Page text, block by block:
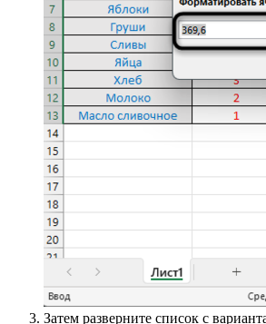
Как только изменения вступают в
видите результат условного
правило имеет динамический
изменении значения в ячейке
(если она подпадает под действие